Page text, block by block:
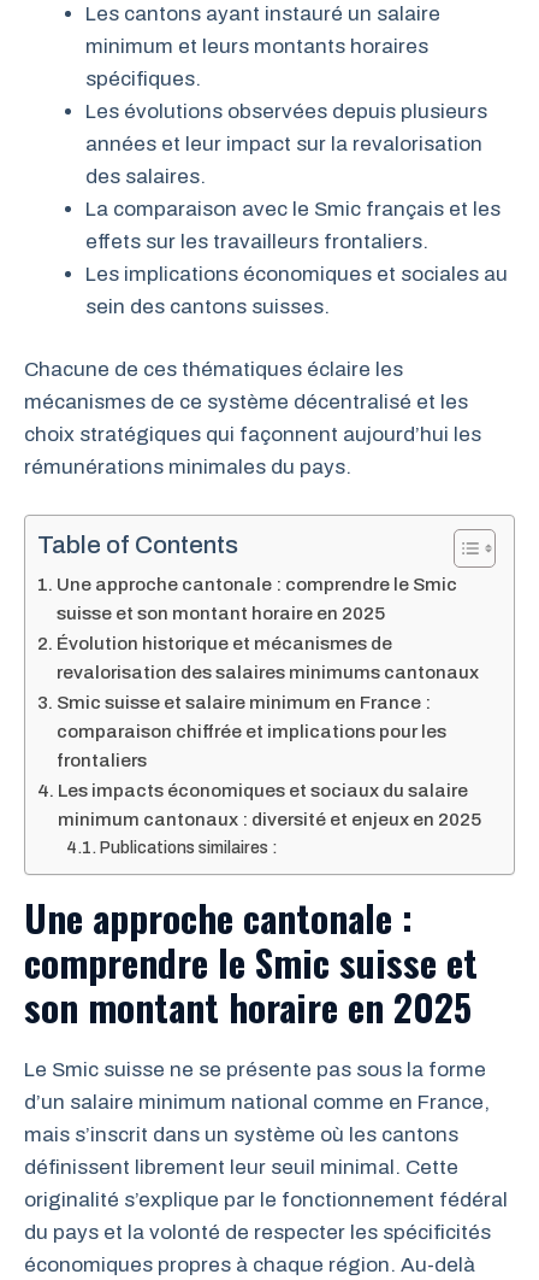
Les cantons ayant instauré un salaire
minimum et leurs montants horaires
spécifiques.
Les évolutions observées depuis plusieurs
années et leur impact sur la revalorisation
des salaires.
La comparaison avec le Smic français et les
effets sur les travailleurs frontaliers.
Les implications économiques et sociales au
sein des cantons suisses.
Chacune de ces thématiques éclaire les
mécanismes de ce système décentralisé et les
choix stratégiques qui façonnent aujourd’hui les
rémunérations minimales du pays.
Table of Contents
Une approche cantonale : comprendre le Smic
suisse et son montant horaire en 2025
Évolution historique et mécanismes de
revalorisation des salaires minimums cantonaux
Smic suisse et salaire minimum en France :
comparaison chiffrée et implications pour les
frontaliers
Les impacts économiques et sociaux du salaire
minimum cantonaux : diversité et enjeux en 2025
Publications similaires :
Une approche cantonale :
comprendre le Smic suisse et
son montant horaire en 2025
Le Smic suisse ne se présente pas sous la forme
d’un salaire minimum national comme en France,
mais s’inscrit dans un système où les cantons
définissent librement leur seuil minimal. Cette
originalité s’explique par le fonctionnement fédéral
du pays et la volonté de respecter les spécificités
économiques propres à chaque région. Au-delà